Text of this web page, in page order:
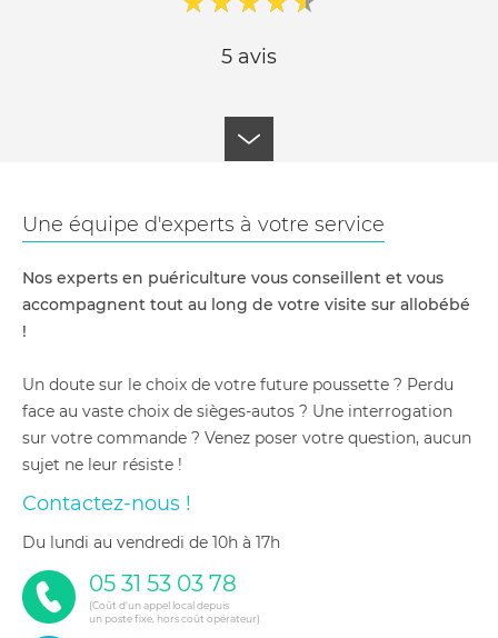
5 avis
Une équipe d'experts à votre service
Nos experts en puériculture vous conseillent et vous
accompagnent tout au long de votre visite sur allobébé
!
Un doute sur le choix de votre future poussette ? Perdu
face au vaste choix de sièges-autos ? Une interrogation
sur votre commande ? Venez poser votre question, aucun
sujet ne leur résiste !
Contactez-nous !
du lundi au vendredi de 10h à 17h
05 31 53 03 78
(Coût d'un appel local depuis
un poste fixe, hors coût opérateur)